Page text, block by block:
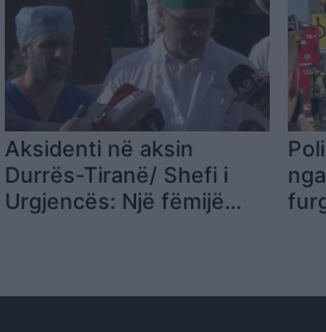
Aksidenti në aksin
Durrës-Tiranë/ Shefi i
Urgjencës: Një fëmijë